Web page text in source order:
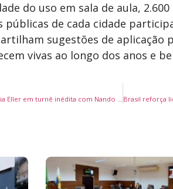
do uso em sala de aula,
públicas de cada cidade
sugestões de aplicação
vivas ao longo dos anos e
Corona Luau MTV homenageia Cássia Eller em turnê inédita com Nando Reis, Céu e Os Garotin na Praia do Rosa, em Santa Catarina